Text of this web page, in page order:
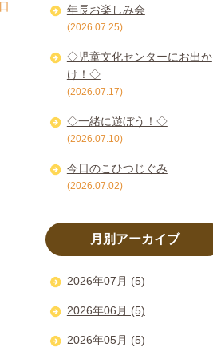
年長お楽しみ会
(2026.07.25)
◇児童文化センターにお出か
け！◇
(2026.07.17)
◇一緒に遊ぼう！◇
(2026.07.10)
今日のこひつじぐみ
(2026.07.02)
月別アーカイブ
2026年07月 (5)
2026年06月 (5)
2026年05月 (5)